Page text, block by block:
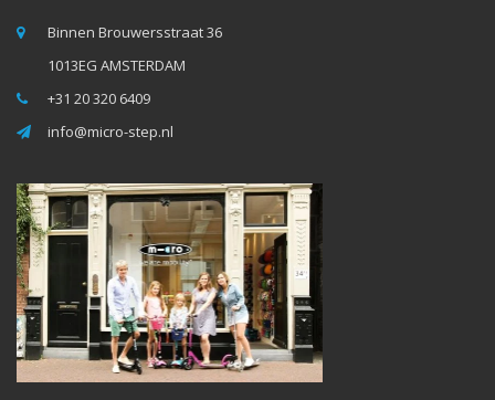
Binnen Brouwersstraat 36
1013EG AMSTERDAM
+31 20 320 6409
info@micro-step.nl